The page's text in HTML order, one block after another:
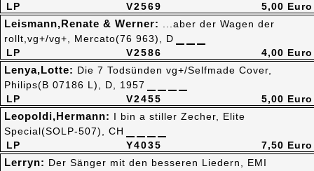
V2569
LP
5,00 Euro
V2586
LP
Leismann,Renate & Werner:
...aber der Wagen der
rollt,vg+/vg+, Mercato(76 963), D
4,00 Euro
V2455
LP
Lenya,Lotte: Die 7 Todsünden vg+/Selfmade Cover,
Philips(B 07186 L), D, 1957
5,00 Euro
Y4035
LP
Leopoldi,Hermann: I bin a stiller Zecher, Elite
Special(SOLP-507), CH
7,50 Euro
Lerryn: Der Sänger mit den besseren Liedern, EMI